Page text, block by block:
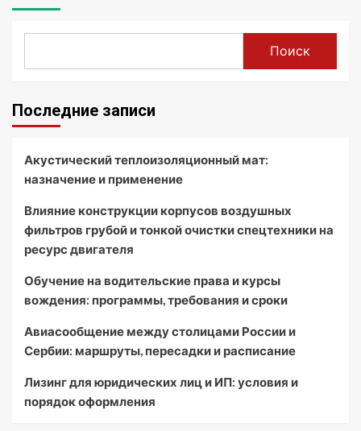
Поиск
Последние записи
Акустический теплоизоляционный мат:
назначение и применение
Влияние конструкции корпусов воздушных
фильтров грубой и тонкой очистки спецтехники на
ресурс двигателя
Обучение на водительские права и курсы
вождения: программы, требования и сроки
Авиасообщение между столицами России и
Сербии: маршруты, пересадки и расписание
Лизинг для юридических лиц и ИП: условия и
порядок оформления